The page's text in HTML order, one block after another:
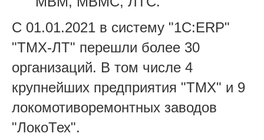
С 01.01.2021 в систему "1С:ERP"
"ТМХ-ЛТ" перешли более 30
организаций. В том числе 4
крупнейших предприятия "ТМХ" и 9
локомотиворемонтных заводов
"ЛокоТех".